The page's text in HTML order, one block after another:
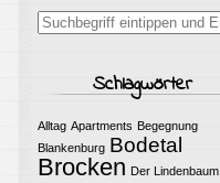
Suchergebnisse
für:
Schlagwörter
Alltag Apartments Begegnung
Blankenburg Bodetal
Brocken Der Lindenbaum